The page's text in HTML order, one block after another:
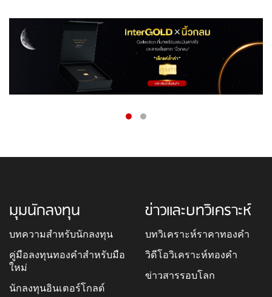
มุมนักลงทุน
บทความสำหรับนักลงทุน
คู่มือลงทุนทองคำสำหรับมือ
ใหม่
นักลงทุนอินเตอร์โกลด์
ข่าวและบทวิเคราะห์
บทวิเคราะห์ราคาทองคำ
วิดีโอวิเคราะห์ทองคำ
ข่าวสารรอบโลก